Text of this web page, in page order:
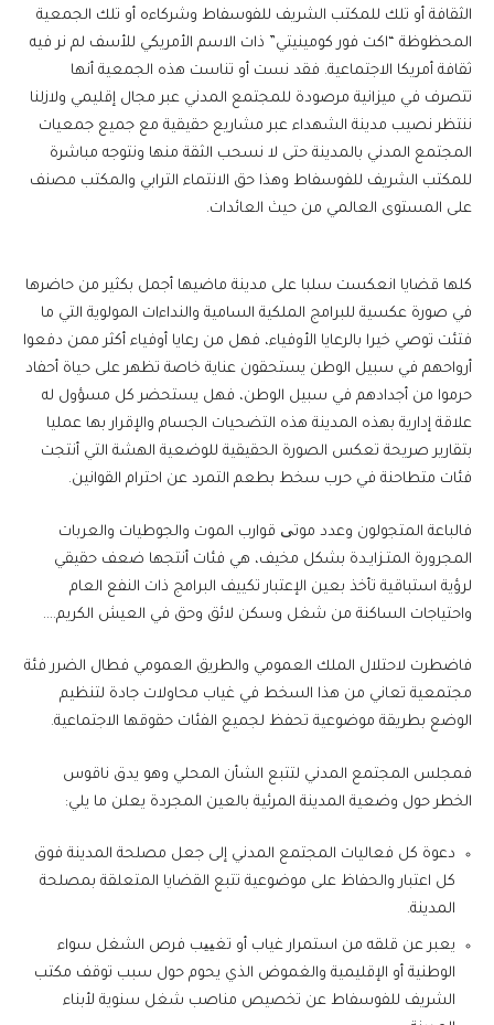
الثقافة أو تلك للمكتب الشريف للفوسفاط وشركاءه أو تلك الجمعية
المحظوظة “اكت فور كومينيتي” ذات الاسم الأمريكي للأسف لم نر فيه
ثقافة أمريكا الاجتماعية. فقد نست أو تناست هذه الجمعية أنها
تتصرف في ميزانية مرصودة للمجتمع المدني عبر مجال إقليمي ولازلنا
ننتظر نصيب مدينة الشهداء عبر مشاريع حقيقية مع جميع جمعيات
المجتمع المدني بالمدينة حتى لا نسحب الثقة منها ونتوجه مباشرة
للمكتب الشريف للفوسفاط وهذا حق الانتماء الترابي والمكتب مصنف
على المستوى العالمي من حيث العائدات.
كلها قضايا انعكست سلبا على مدينة ماضيها أجمل بكثير من حاضرها
في صورة عكسية للبرامج الملكية السامية والنداءات المولوية التي ما
فتئت توصي خيرا بالرعايا الأوفياء، فهل من رعايا أوفياء أكثر ممن دفعوا
أرواحهم في سبيل الوطن يستحقون عناية خاصة تظهر على حياة أحفاد
حرموا من أجدادهم في سبيل الوطن، فهل يستحضر كل مسؤول له
علاقة إدارية بهذه المدينة هذه التضحيات الجسام والإقرار بها عمليا
بتقارير صريحة تعكس الصورة الحقيقية للوضعية الهشة التي أنتجت
فئات متطاحنة في حرب سخط بطعم التمرد عن احترام القوانين.
فالباعة المتجولون وعدد موتی قوارب الموت والجوطيات والعربات
المجرورة المتـزايـدة بشكل مخيف، هي فئات أنتجها ضعف حقيقي
لرؤية استباقية تأخذ بعين الإعتبار تكييف البرامج ذات النفع العام
واحتياجات الساكنة من شغل وسكن لائق وحق في العيش الكريم….
فاضطرت لاحتلال الملك العمومي والطريق العمومي فطال الضرر فئة
مجتمعية تعاني من هذا السخط في غياب محاولات جادة لتنظيم
الوضع بطريقة موضوعية تحفظ لجميع الفئات حقوقها الاجتماعية.
فمجلس المجتمع المدني لتتبع الشأن المحلي وهو يدق ناقوس
الخطر حول وضعية المدينة المرئية بالعين المجردة يعلن ما يلي:
دعوة كل فعاليات المجتمع المدني إلى جعل مصلحة المدينة فوق
كل اعتبار والحفاظ على موضوعية تتبع القضايا المتعلقة بمصلحة
المدينة.
يعبر عن قلقه من استمرار غياب أو تغییب فرص الشغل سواء
الوطنية أو الإقليمية والغموض الذي يحوم حول سبب توقف مكتب
الشريف للفوسفاط عن تخصيص مناصب شغل سنوية لأبناء